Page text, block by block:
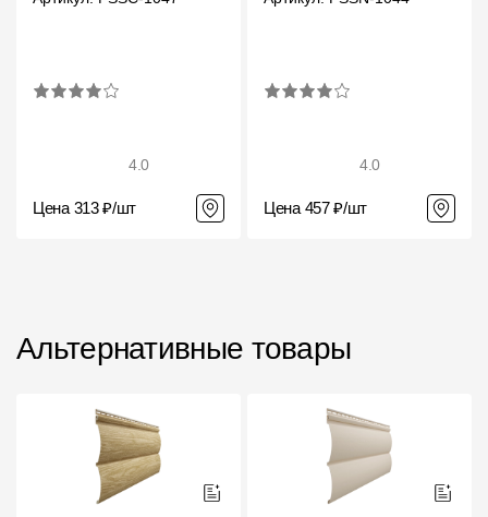
4.0
Цена 313 ₽/шт
4.0
Цена 457 ₽/шт
Альтернативные товары